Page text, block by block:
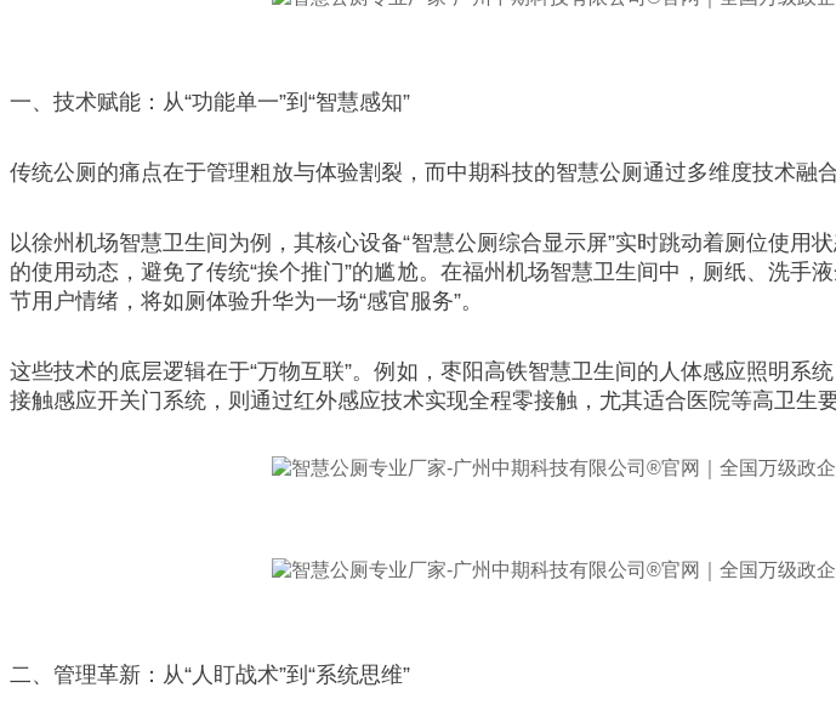
一、技术赋能：从“功能单一”到“智慧感知”
传统公厕的痛点在于管理粗放与体验割裂，而中期科技的智慧公厕通过多维度技术融
以徐州机场智慧卫生间为例，其核心设备“智慧公厕综合显示屏”实时跳动着厕位使
的使用动态，避免了传统“挨个推门”的尴尬。在福州机场智慧卫生间中，厕纸、洗
节用户情绪，将如厕体验升华为一场“感官服务”。
这些技术的底层逻辑在于“万物互联”。例如，枣阳高铁智慧卫生间的人体感应照明
接触感应开关门系统，则通过红外感应技术实现全程零接触，尤其适合医院等高卫生要
二、管理革新：从“人盯战术”到“系统思维”